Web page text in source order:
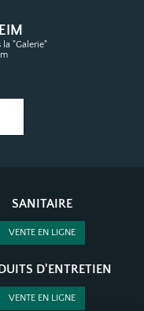
"Galerie"
SANITAIRE
VENTE EN LIGNE
D'ENTRETIEN
VENTE EN LIGNE